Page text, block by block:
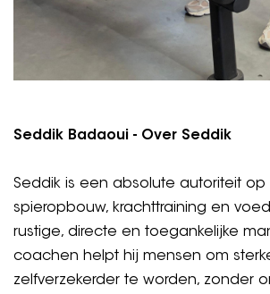
Seddik Badaoui - Over Seddik
Seddik is een absolute autoriteit
spieropbouw, krachttraining en
rustige, directe en toegankelijke
coachen helpt hij mensen om
zelfverzekerder te worden, zonder